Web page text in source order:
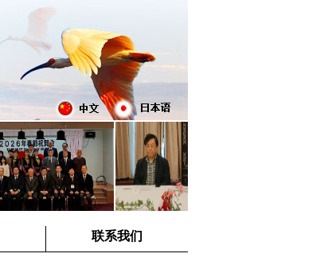
联系我们